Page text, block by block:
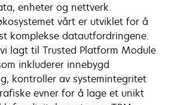
enheter og nettverk.
vårt er utviklet for å
komplekse datautfordringene.
lagt til Trusted Platform Module
inkluderer innebygd
kontroller av systemintegritet
evner for å lage et unikt